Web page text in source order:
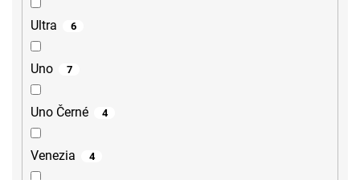
Ultra 6
Uno 7
Uno Černé 4
Venezia 4